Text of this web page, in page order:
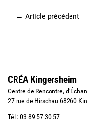
← Article précédent
CRÉA Kingersheim
Centre de Rencontre,
27 rue de Hirschau 68260
Tél : 03 89 57 30 57